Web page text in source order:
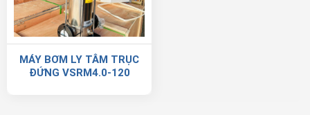
MÁY BƠM LY TÂM TRỤC
ĐỨNG VSRM4.0-120